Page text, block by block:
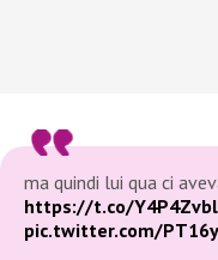
ma quindi lui qua ci
https://t.co/
pic.twitter.com/